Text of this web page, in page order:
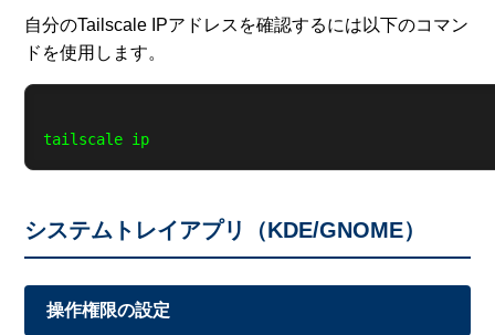
自分のTailscale IPアドレスを確認するには以下のコマン
ドを使用します。
システムトレイアプリ（KDE/GNOME）
操作権限の設定